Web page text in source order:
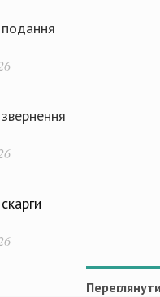
подання